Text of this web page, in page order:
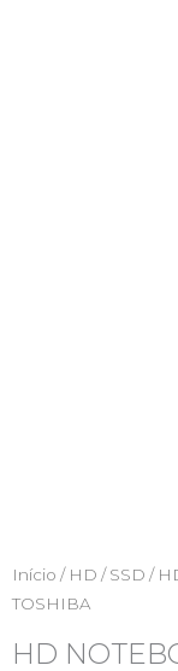
Início / HD / SSD /
TOSHIBA
HD